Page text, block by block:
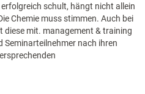
schult, hängt nicht allein
Chemie muss stimmen. Auch bei
diese mit. management & training
Seminarteilnehmer nach ihren